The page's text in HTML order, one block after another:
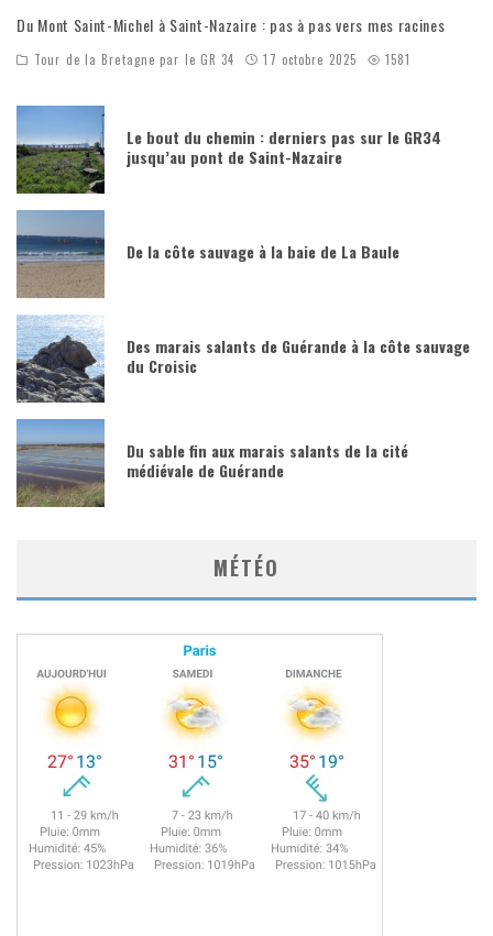
Du Mont Saint-Michel à Saint-Nazaire : pas à pas vers mes racines
Tour de la Bretagne par le GR 34 17 octobre 2025 1581
Le bout du chemin : derniers pas sur le GR34
jusqu’au pont de Saint-Nazaire
De la côte sauvage à la baie de La Baule
Des marais salants de Guérande à la côte sauvage
du Croisic
Du sable fin aux marais salants de la cité
médiévale de Guérande
MÉTÉO